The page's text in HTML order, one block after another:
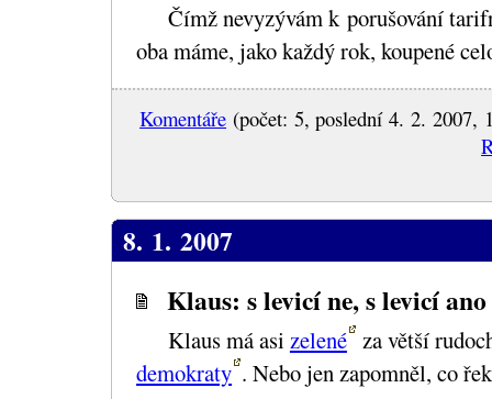
Čímž nevyzývám k porušování
oba máme, jako každý rok, koupené
Komentáře (počet: 5, poslední 4. 2. 2007,
8. 1. 2007
Klaus: s levicí ne, s levicí ano
Klaus má asi zelené za větší
demokraty . Nebo jen zapomněl, co